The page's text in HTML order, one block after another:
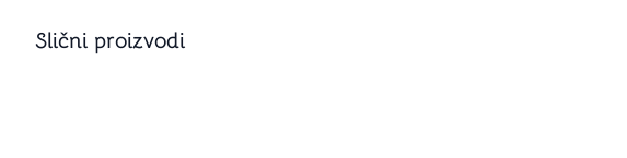
Slični proizvodi